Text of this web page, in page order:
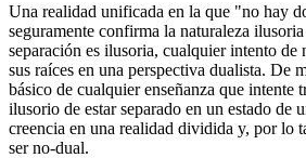
Una realidad unificada en la que "no hay
seguramente confirma la naturaleza
separación es ilusoria, cualquier intento de
sus raíces en una perspectiva dualista. De
básico de cualquier enseñanza que intente
ilusorio de estar separado en un estado de
creencia en una realidad dividida y, por lo
ser no-dual.